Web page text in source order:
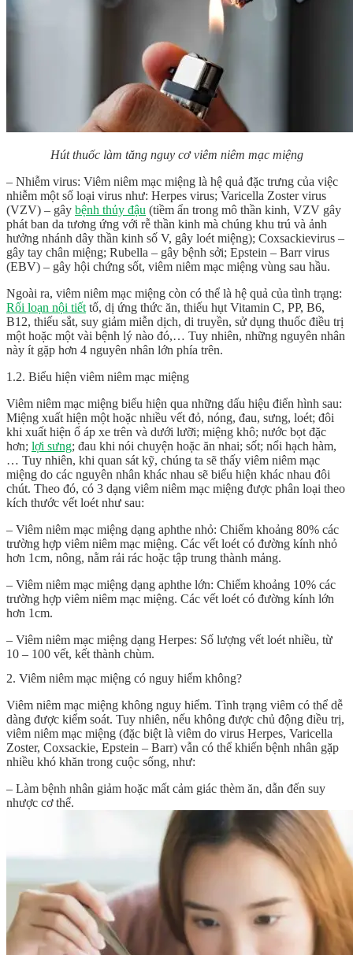
Hút thuốc làm tăng nguy cơ viêm niêm mạc miệng
– Nhiễm virus: Viêm niêm mạc miệng là hệ quả đặc trưng của việc
nhiễm một số loại virus như: Herpes virus; Varicella Zoster virus
(VZV) – gây bệnh thủy đậu (tiềm ẩn trong mô thần kinh, VZV gây
phát ban da tương ứng với rễ thần kinh mà chúng khu trú và ảnh
hưởng nhánh dây thần kinh số V, gây loét miệng); Coxsackievirus –
gây tay chân miệng; Rubella – gây bệnh sởi; Epstein – Barr virus
(EBV) – gây hội chứng sốt, viêm niêm mạc miệng vùng sau hầu.
Ngoài ra, viêm niêm mạc miệng còn có thể là hệ quả của tình trạng:
Rối loạn nội tiết tố, dị ứng thức ăn, thiếu hụt Vitamin C, PP, B6,
B12, thiếu sắt, suy giảm miễn dịch, di truyền, sử dụng thuốc điều trị
một hoặc một vài bệnh lý nào đó,… Tuy nhiên, những nguyên nhân
này ít gặp hơn 4 nguyên nhân lớn phía trên.
1.2. Biểu hiện viêm niêm mạc miệng
Viêm niêm mạc miệng biểu hiện qua những dấu hiệu điển hình sau:
Miệng xuất hiện một hoặc nhiều vết đỏ, nóng, đau, sưng, loét; đôi
khi xuất hiện ổ áp xe trên và dưới lưỡi; miệng khô; nước bọt đặc
hơn; lợi sưng; đau khi nói chuyện hoặc ăn nhai; sốt; nổi hạch hàm,
… Tuy nhiên, khi quan sát kỹ, chúng ta sẽ thấy viêm niêm mạc
miệng do các nguyên nhân khác nhau sẽ biểu hiện khác nhau đôi
chút. Theo đó, có 3 dạng viêm niêm mạc miệng được phân loại theo
kích thước vết loét như sau:
– Viêm niêm mạc miệng dạng aphthe nhỏ: Chiếm khoảng 80% các
trường hợp viêm niêm mạc miệng. Các vết loét có đường kính nhỏ
hơn 1cm, nông, nằm rải rác hoặc tập trung thành mảng.
– Viêm niêm mạc miệng dạng aphthe lớn: Chiếm khoảng 10% các
trường hợp viêm niêm mạc miệng. Các vết loét có đường kính lớn
hơn 1cm.
– Viêm niêm mạc miệng dạng Herpes: Số lượng vết loét nhiều, từ
10 – 100 vết, kết thành chùm.
2. Viêm niêm mạc miệng có nguy hiểm không?
Viêm niêm mạc miệng không nguy hiểm. Tình trạng viêm có thể dễ
dàng được kiểm soát. Tuy nhiên, nếu không được chủ động điều trị,
viêm niêm mạc miệng (đặc biệt là viêm do virus Herpes, Varicella
Zoster, Coxsackie, Epstein – Barr) vẫn có thể khiến bệnh nhân gặp
nhiều khó khăn trong cuộc sống, như:
– Làm bệnh nhân giảm hoặc mất cảm giác thèm ăn, dẫn đến suy
nhược cơ thể.